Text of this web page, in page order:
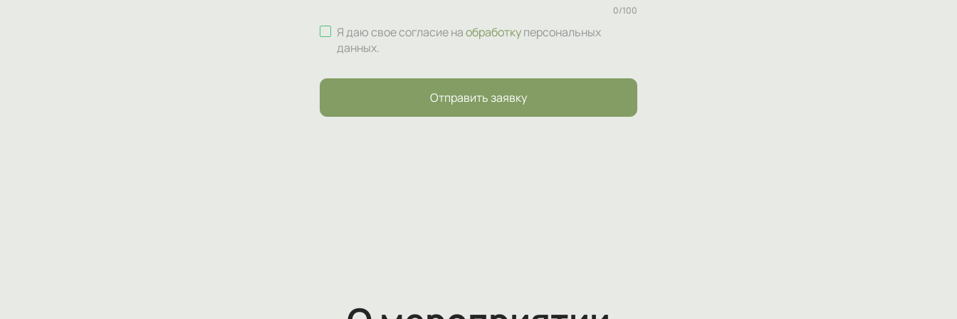
0/100
Я даю свое согласие наобработкуперсональных
данных.
Отправить заявку